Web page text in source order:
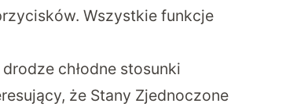
Wszystkie funkcje
chłodne stosunki
że Stany Zjednoczone